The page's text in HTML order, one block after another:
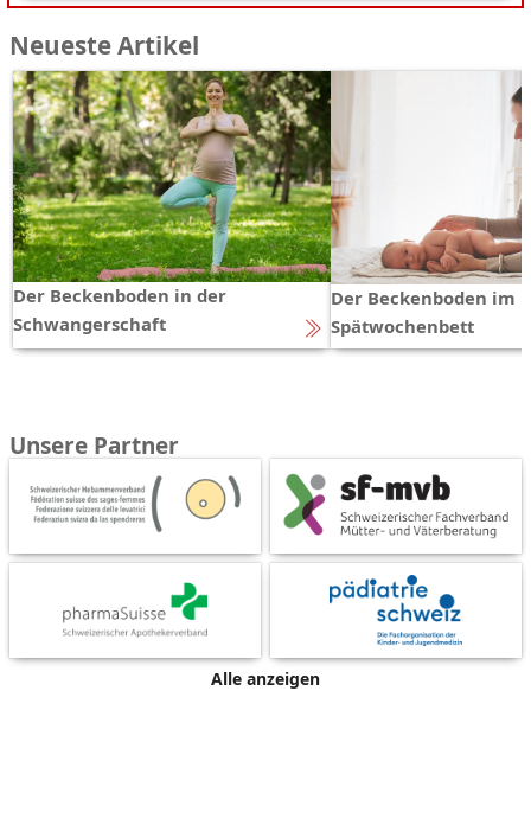
Neueste Artikel
Der Beckenboden in der
Schwangerschaft
Der Beckenboden im
Spätwochenbett
Unsere Partner
Alle anzeigen